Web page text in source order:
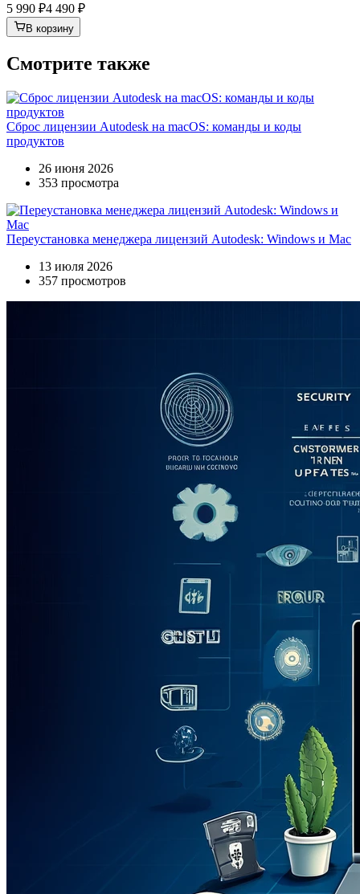
5 990 ₽4 490 ₽
В корзину
Смотрите также
Сброс лицензии Autodesk на macOS: команды и коды
продуктов
26 июня 2026
353 просмотра
Переустановка менеджера лицензий Autodesk: Windows и Mac
13 июля 2026
357 просмотров